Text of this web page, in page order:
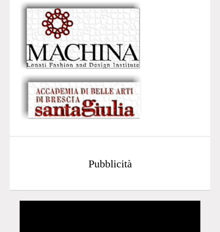
Pubblicità